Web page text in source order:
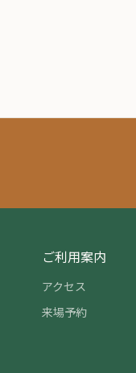
ご利用案内
アクセス
来場予約